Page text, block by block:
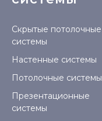
Скрытые потолочные
системы
Настенные системы
Потолочные системы
Презентационные
системы